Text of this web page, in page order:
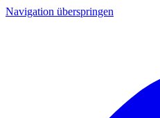
Navigation überspringen